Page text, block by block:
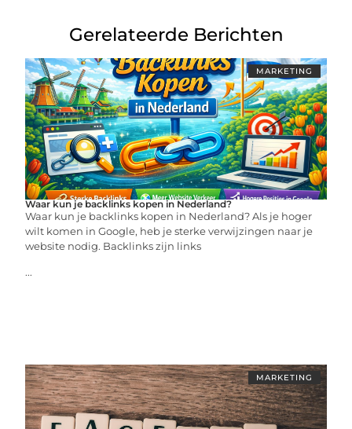
Gerelateerde Berichten
MARKETING
Waar kun je backlinks kopen in Nederland?
Waar kun je backlinks kopen in Nederland? Als je hoger
wilt komen in Google, heb je sterke verwijzingen naar je
website nodig. Backlinks zijn links
...
MARKETING